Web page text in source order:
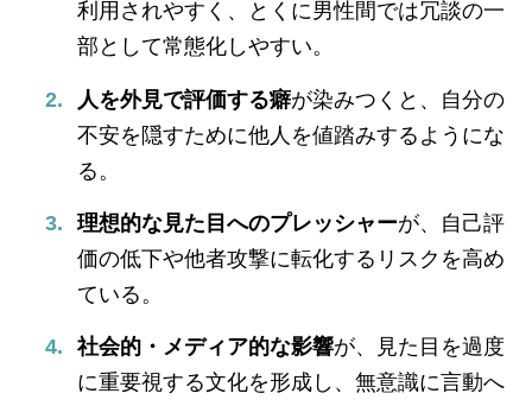
利用されやすく、とくに男性間では冗談の一
部として常態化しやすい。
人を外見で評価する癖が染みつくと、自分の
不安を隠すために他人を値踏みするようにな
る。
理想的な見た目へのプレッシャーが、自己評
価の低下や他者攻撃に転化するリスクを高め
ている。
社会的・メディア的な影響が、見た目を過度
に重要視する文化を形成し、無意識に言動へ